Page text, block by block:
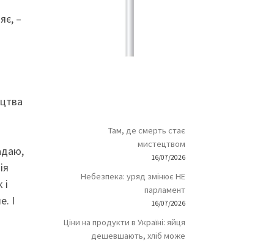
–
І
Там, де смерть стає
мистецтвом
16/07/2026
Небезпека: уряд змінює НЕ
парламент
16/07/2026
Ціни на продукти в Україні: яйця
дешевшають, хліб може